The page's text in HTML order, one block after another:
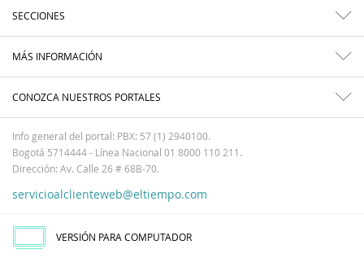
SECCIONES
MÁS INFORMACIÓN
CONOZCA NUESTROS PORTALES
Info general del portal: PBX: 57 (1) 2940100.
Bogotá 5714444 - Línea Nacional 01 8000 110 211.
Dirección: Av. Calle 26 # 68B-70.
servicioalclienteweb@eltiempo.com
VERSIÓN PARA COMPUTADOR